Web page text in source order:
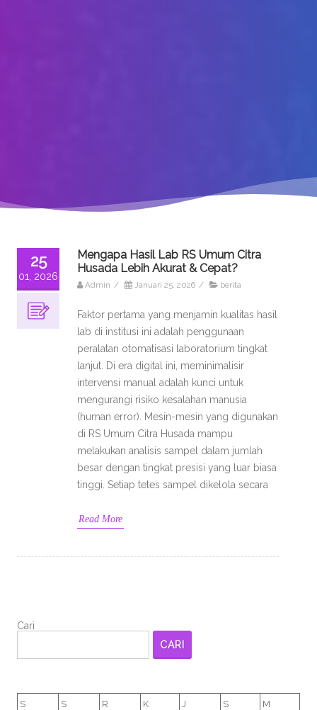
25
01, 2026
Mengapa Hasil Lab RS Umum Citra
Husada Lebih Akurat & Cepat?
Admin / Januari 25, 2026 / berita
Faktor pertama yang menjamin kualitas hasil
lab di institusi ini adalah penggunaan
peralatan otomatisasi laboratorium tingkat
lanjut. Di era digital ini, meminimalisir
intervensi manual adalah kunci untuk
mengurangi risiko kesalahan manusia
(human error). Mesin-mesin yang digunakan
di RS Umum Citra Husada mampu
melakukan analisis sampel dalam jumlah
besar dengan tingkat presisi yang luar biasa
tinggi. Setiap tetes sampel dikelola secara
Read More
Cari
CARI
S S R K J S M